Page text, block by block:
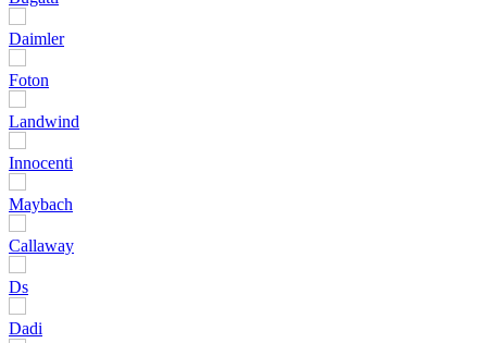
Daimler
Foton
Landwind
Innocenti
Maybach
Callaway
Ds
Dadi